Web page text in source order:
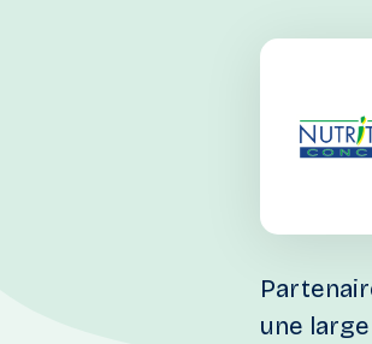
une